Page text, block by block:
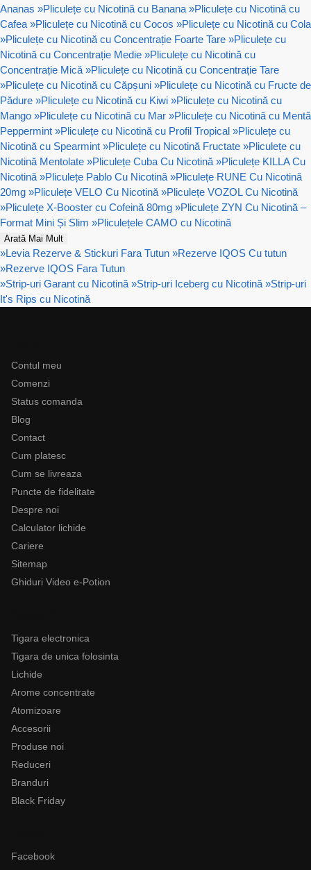
Ananas »Pliculețe cu Nicotină cu Banana »Pliculețe cu Nicotină cu
Cafea »Pliculețe cu Nicotină cu Cocos »Pliculețe cu Nicotină cu Cola
»Pliculețe cu Nicotină cu Concentrație Foarte Tare »Pliculețe cu
Nicotină cu Concentrație Medie »Pliculețe cu Nicotină cu
Concentrație Mică »Pliculețe cu Nicotină cu Concentrație Tare
»Pliculețe cu Nicotină cu Căpșuni »Pliculețe cu Nicotină cu Fructe de
Pădure »Pliculețe cu Nicotină cu Kiwi »Pliculețe cu Nicotină cu
Mango »Pliculețe cu Nicotină cu Mar »Pliculețe cu Nicotină cu Mentă
Peppermint »Pliculețe cu Nicotină cu Profil Tropical »Pliculețe cu
Nicotină cu Spearmint »Pliculețe cu Nicotină Fructate »Pliculețe cu
Nicotină Mentolate »Pliculețe Cuba Cu Nicotină »Pliculețe KILLA Cu
Nicotină »Pliculețe Pablo Cu Nicotină »Pliculețe RUNE Cu Nicotină
20mg »Pliculețe VELO Cu Nicotină »Pliculețe VOZOL Cu Nicotină
»Pliculețe X-Booster cu Cofeină 80mg »Pliculețe ZYN Cu Nicotină –
Format Mini Și Slim »Pliculețele CAMO cu Nicotină
Arată Mai Mult
»Levia Rezerve & Stickuri Fara Tutun »Rezerve IQOS Cu tutun
»Rezerve IQOS Fara Tutun
»Strip-uri Garant cu Nicotină »Strip-uri Iceberg cu Nicotină »Strip-uri
It's Rips cu Nicotină
Contul meu
Comenzi
Status comanda
Blog
Contact
Cum platesc
Cum se livreaza
Puncte de fidelitate
Despre noi
Calculator lichide
Cariere
Sitemap
Ghiduri Video e-Potion
Tigara electronica
Tigara de unica folosinta
Lichide
Arome concentrate
Atomizoare
Accesorii
Produse noi
Reduceri
Branduri
Black Friday
Facebook